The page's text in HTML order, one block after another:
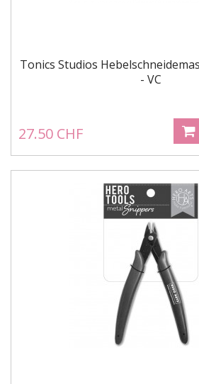
Tonics Studios
- VC
27.50 CHF